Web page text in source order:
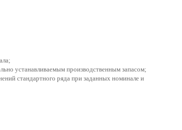
устанавливаемым производственным запасом;
стандартного ряда при заданных номинале и